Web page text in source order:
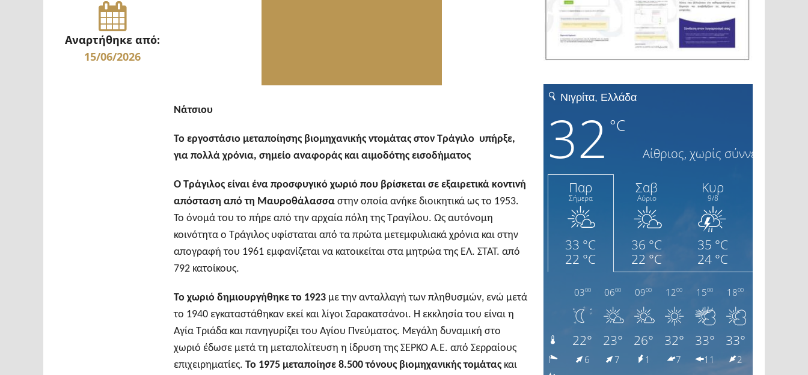
Αναρτήθηκε από:
15/06/2026
Νάτσιου
Το εργοστάσιο μεταποίησης βιομηχανικής ντομάτας στον Τράγιλο υπήρξε,
για πολλά χρόνια, σημείο αναφοράς και αιμοδότης εισοδήματος
Ο Τράγιλος είναι ένα προσφυγικό χωριό που βρίσκεται σε εξαιρετικά κοντινή
απόσταση από τη Μαυροθάλασσα στην οποία ανήκε διοικητικά ως το 1953.
Το όνομά του το πήρε από την αρχαία πόλη της Τραγίλου. Ως αυτόνομη
κοινότητα ο Τράγιλος υφίσταται από τα πρώτα μετεμφυλιακά χρόνια και στην
απογραφή του 1961 εμφανίζεται να κατοικείται στα μητρώα της ΕΛ. ΣΤΑΤ. από
792 κατοίκους.
Το χωριό δημιουργήθηκε το 1923 με την ανταλλαγή των πληθυσμών, ενώ μετά
το 1940 εγκαταστάθηκαν εκεί και λίγοι Σαρακατσάνοι. Η εκκλησία του είναι η
Αγία Τριάδα και πανηγυρίζει του Αγίου Πνεύματος. Μεγάλη δυναμική στο
χωριό έδωσε μετά τη μεταπολίτευση η ίδρυση της ΣΕΡΚΟ Α.Ε. από Σερραίους
επιχειρηματίες. Το 1975 μεταποίησε 8.500 τόνους βιομηχανικής τομάτας και